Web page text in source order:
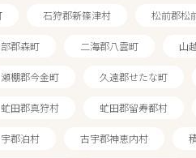
石狩郡新篠津村 松前郡松
郡森町 二海郡八雲町 山
瀬棚郡今金町 久遠郡せたな町
虻田郡真狩村 虻田郡留寿都村
郡泊村 古宇郡神恵内村